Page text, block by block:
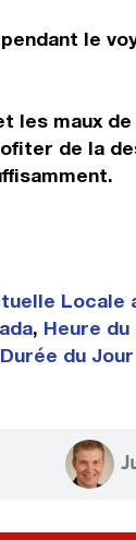
le
les maux
de la
Locale
, Heure du
Durée du